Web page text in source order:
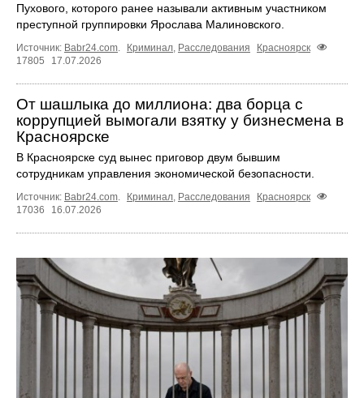
Пухового, которого ранее называли активным участником
преступной группировки Ярослава Малиновского.
Источник: Babr24.com. Криминал, Расследования
Красноярск
17805
17.07.2026
От шашлыка до миллиона: два борца с
коррупцией вымогали взятку у бизнесмена в
Красноярске
В Красноярске суд вынес приговор двум бывшим
сотрудникам управления экономической безопасности.
Источник: Babr24.com. Криминал, Расследования
Красноярск
17036
16.07.2026